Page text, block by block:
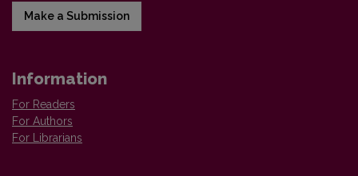
Make a Submission
Information
For Readers
For Authors
For Librarians